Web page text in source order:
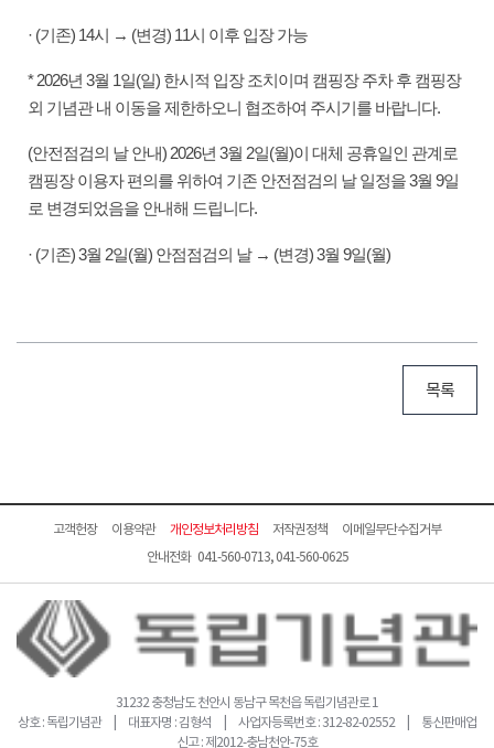
· (기존) 14시 → (변경) 11시 이후 입장 가능
* 2026년 3월 1일(일) 한시적 입장 조치이며 캠핑장 주차 후 캠핑장
외 기념관 내 이동을 제한하오니 협조하여 주시기를 바랍니다.
(안전점검의 날 안내) 2026년 3월 2일(월)이 대체 공휴일인 관계로
캠핑장 이용자 편의를 위하여 기존 안전점검의 날 일정을 3월 9일
로 변경되었음을 안내해 드립니다.
· (기존) 3월 2일(월) 안점점검의 날 → (변경) 3월 9일(월)
목록
고객헌장 이용약관 개인정보처리방침 저작권정책
이메일무단수집거부
안내전화 041-560-0713, 041-560-0625
31232 충청남도 천안시 동남구 목천읍 독립기념관로 1
상호 : 독립기념관 | 대표자명 : 김형석 | 사업자등록번호 : 312-82-02552 | 통신판매업
신고 : 제2012-충남천안-75호